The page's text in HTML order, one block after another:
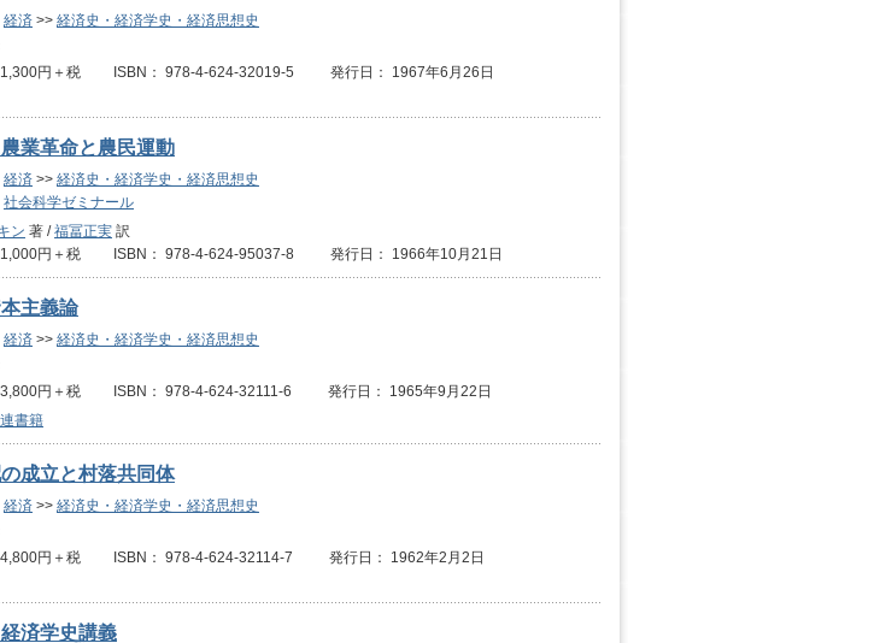
経済 >> 経済史・経済学史・経済思想史
1,300円＋税 ISBN： 978-4-624-32019-5 発行日： 1967年6月26日
業革命と農民運動
経済 >> 経済史・経済学史・経済思想史
社会科学ゼミナール
ン 著 /福冨正実 訳
1,000円＋税 ISBN： 978-4-624-95037-8 発行日： 1966年10月21日
本主義論
経済 >> 経済史・経済学史・経済思想史
3,800円＋税 ISBN： 978-4-624-32111-6 発行日： 1965年9月22日
書籍
成立と村落共同体
経済 >> 経済史・経済学史・経済思想史
4,800円＋税 ISBN： 978-4-624-32114-7 発行日： 1962年2月2日
経済学史講義